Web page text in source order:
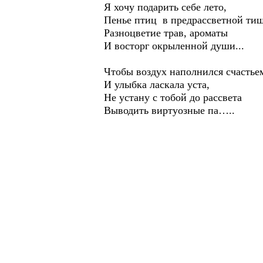
Я хочу подарить себе лето,
Пенье птиц в предрассветной
Разноцветие трав, ароматы
И восторг окрыленной души...
Чтобы воздух наполнился
И улыбка ласкала уста,
Не устану с тобой до рассвета
Выводить виртуозные па…..